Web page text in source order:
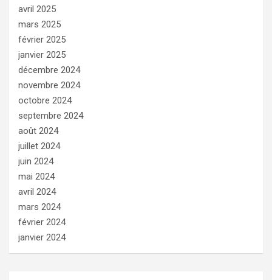
avril 2025
mars 2025
février 2025
janvier 2025
décembre 2024
novembre 2024
octobre 2024
septembre 2024
août 2024
juillet 2024
juin 2024
mai 2024
avril 2024
mars 2024
février 2024
janvier 2024